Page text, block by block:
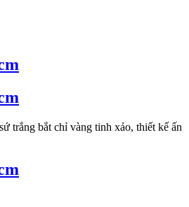
trắng bắt chỉ vàng tinh xảo, thiết kế ấn